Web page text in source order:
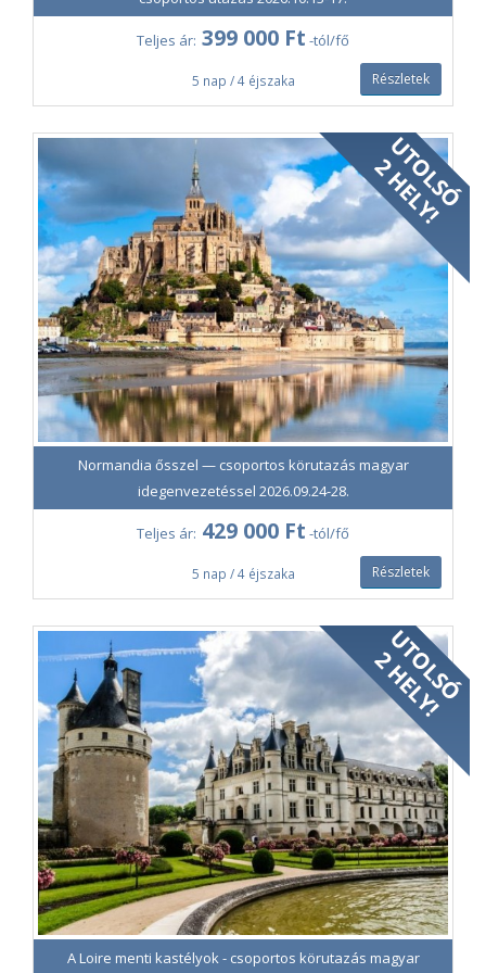
műemlékké.
Reggelit követően visszaindulunk északra, Normandia
sziklaképződményekben gyönyörködhetünk, a középkori
városközpontban pedig többszáz éves épületekre is
bukkanhatunk. Délután Rouen nevezetességeivel
ismerkedünk. A Szajna-parti városban börtönözték be Szent
Johannát, azaz Jeanne d'Arc-ot a XV. században. A Régi Piactér
(Place du Vieux Marché) kövezetén még azt a helyet is
megjelölték, ahol őt máglyára vetették. Az ódon házak között
elsétálunk a Notre Dame székesegyházhoz és az arany
számlapos Nagy Órához (Gros Horloge). Este transzfer a
repülőtérre, hazautazás a Ryanair közvetlen járatával (21:40-
23:50).
Az ár tartalmazza:
Oda-vissza repülőjegy a Budapest-Párizs Beauvais
útvonalon, közvetlen repülőjárattal
Különbusz a teljes kinttartózkodás során
Szállás Rouen-ban egy éjszakára, 3*-os szállodában,
kétágyas szobában
Szállás Caenban három éjszakára, központi fekvésű, 3*-
os szállodában, kétágyas szobában
Reggeli
Magyar idegenvezető az út teljes időtartama alatt
Városnézés Étretat-ben, Honfleurben, Caenban és
Rouenban
Az ár nem tartalmazza:
Teljes ár: 399 000 Ft -tól/fő
5 nap / 4 éjszaka Részletek
Normandia ősszel — csoportos körutazás magyar
idegenvezetéssel 2026.09.24-28.
Teljes ár: 429 000 Ft -tól/fő
5 nap / 4 éjszaka Részletek
A Loire menti kastélyok - csoportos körutazás magyar